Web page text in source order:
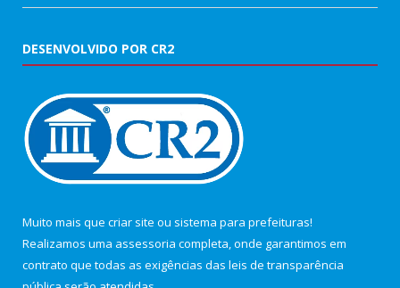
DESENVOLVIDO POR CR2
Muito mais que criar site ou sistema para prefeituras!
Realizamos uma assessoria completa, onde garantimos em
contrato que todas as exigências das leis de transparência